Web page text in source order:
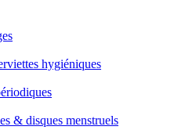
hygiéniques
& disques menstruels